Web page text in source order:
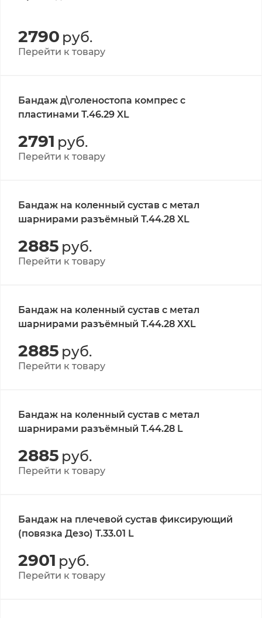
2790 руб.
Перейти к товару
Бандаж д\голеностопа компрес с
пластинами Т.46.29 XL
2791 руб.
Перейти к товару
Бандаж на коленный сустав с метал
шарнирами разъёмный Т.44.28 XL
2885 руб.
Перейти к товару
Бандаж на коленный сустав с метал
шарнирами разъёмный Т.44.28 XХL
2885 руб.
Перейти к товару
Бандаж на коленный сустав с метал
шарнирами разъёмный Т.44.28 L
2885 руб.
Перейти к товару
Бандаж на плечевой сустав фиксирующий
(повязка Дезо) Т.33.01 L
2901 руб.
Перейти к товару